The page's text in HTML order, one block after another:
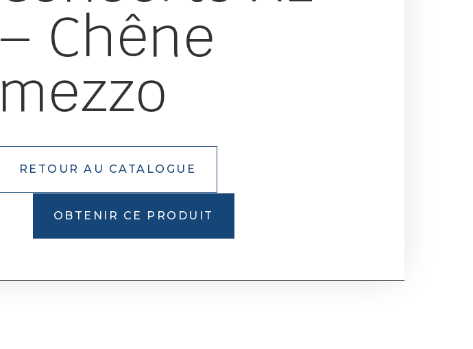
– Chêne
mezzo
RETOUR AU CATALOGUE
OBTENIR CE PRODUIT